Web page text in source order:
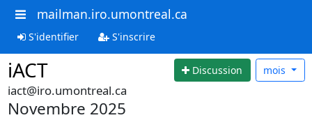
mailman.iro.umontreal.ca
S'identifier S'inscrire
iACT Discussion mois
iact@iro.umontreal.ca
Novembre 2025